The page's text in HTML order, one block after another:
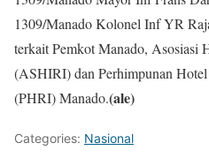
1309/Manado Kolonel Inf YR
terkait Pemkot Manado, Asosiasi
(ASHIRI) dan Perhimpunan
(PHRI) Manado.(ale)
Categories: Nasional